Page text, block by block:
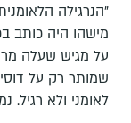
"הנרגילה
מישהו היה כותב
על מגיש שעלה
שמותר רק על
לאומני ולא רגיל.